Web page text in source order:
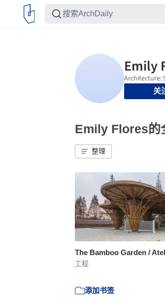
关
Emily Flores的
整理
The Bamboo Garden /
工程
添加书签